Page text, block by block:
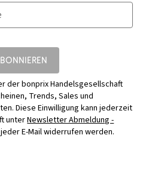
der bonprix Handelsgesellschaft
Trends, Sales und
Diese Einwilligung kann jederzeit
unterNewsletter Abmeldung -
E-Mail widerrufen werden.